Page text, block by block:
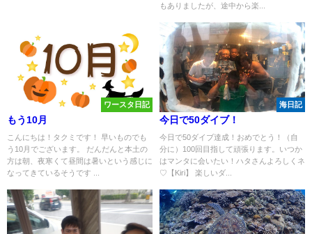
もありましたが、途中から楽...
ワースタ日記
もう10月
こんにちは！タクミです！ 早いものでも
う10月でございます。 だんだんと本土の
方は朝、夜寒くて昼間は暑いという感じに
なってきているそうです ...
海日記
今日で50ダイブ！
今日で50ダイブ達成！おめでとう！（自
分に）100回目指して頑張ります。いつか
はマンタに会いたい！ハタさんよろしくネ
♡【Kiri】 楽しいダ...